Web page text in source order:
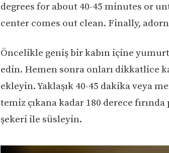
degrees for about 40-45 minutes or
center comes out clean. Finally,
Öncelikle geniş bir kabın içine
edin. Hemen sonra onları dikkatlice
ekleyin. Yaklaşık 40-45 dakika veya
temiz çıkana kadar 180 derece
şekeri ile süsleyin.